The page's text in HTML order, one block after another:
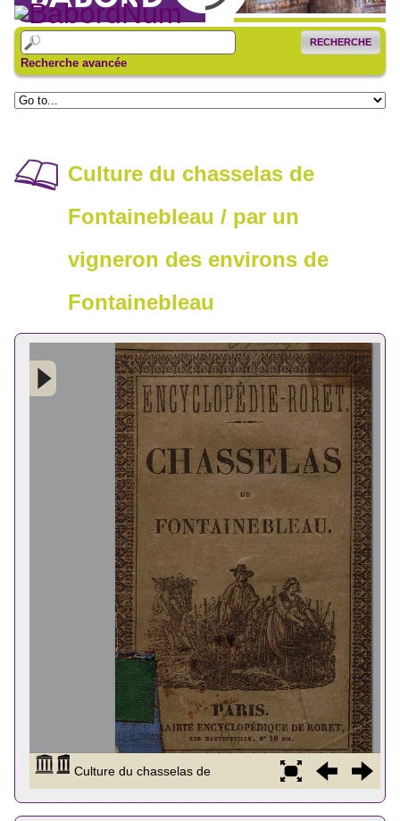
RECHERCHE
Recherche avancée
Culture du chasselas de
Fontainebleau / par un
vigneron des environs de
Fontainebleau